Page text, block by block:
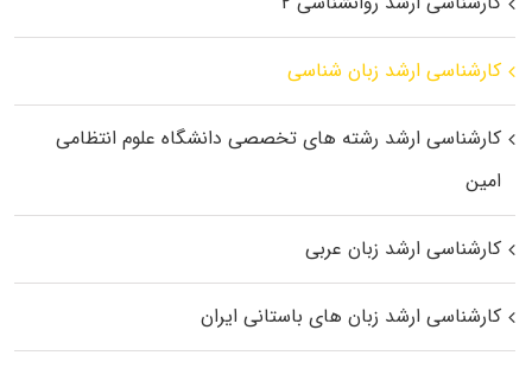
کارشناسی ارشد زبان شناسی
کارشناسی ارشد رﺷﺘﻪ ﻫﺎی تخصصی داﻧﺸﮕﺎه ﻋﻠﻮم انتظامی
اﻣﻴﻦ
کارشناسی ارشد زبان عربی
کارشناسی ارشد زبان‌ های باستانی ایران